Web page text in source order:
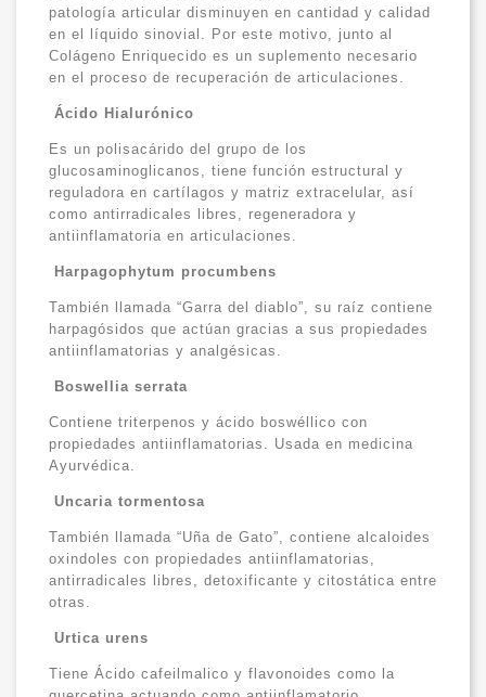
patología articular disminuyen en cantidad y calidad
en el líquido sinovial. Por este motivo, junto al
Colágeno Enriquecido es un suplemento necesario
en el proceso de recuperación de articulaciones.
Ácido Hialurónico
Es un polisacárido del grupo de los
glucosaminoglicanos, tiene función estructural y
reguladora en cartílagos y matriz extracelular, así
como antirradicales libres, regeneradora y
antiinflamatoria en articulaciones.
Harpagophytum procumbens
También llamada “Garra del diablo”, su raíz contiene
harpagósidos que actúan gracias a sus propiedades
antiinflamatorias y analgésicas.
Boswellia serrata
Contiene triterpenos y ácido boswéllico con
propiedades antiinflamatorias. Usada en medicina
Ayurvédica.
Uncaria tormentosa
También llamada “Uña de Gato”, contiene alcaloides
oxindoles con propiedades antiinflamatorias,
antirradicales libres, detoxificante y citostática entre
otras.
Urtica urens
Tiene Ácido cafeilmalico y flavonoides como la